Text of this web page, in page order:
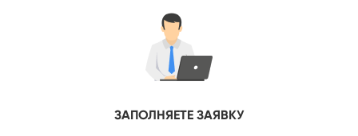
ЗАПОЛНЯЕТЕ ЗАЯВКУ